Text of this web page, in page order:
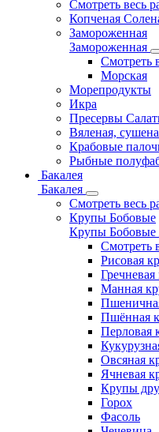
Смотреть весь
Копченая
Замороженная
Замороженная
Смотреть
Морская
Морепродукты
Икра
Пресервы
Вяленая,
Крабовые
Рыбные
Бакалея
Бакалея
Смотреть весь
Крупы Бобовые
Крупы Бобовые
Смотреть
Рисовая
Гречневая
Манная
Пшённая
Перловая
Овсяная
Ячневая
Крупы
Горох
Фасоль